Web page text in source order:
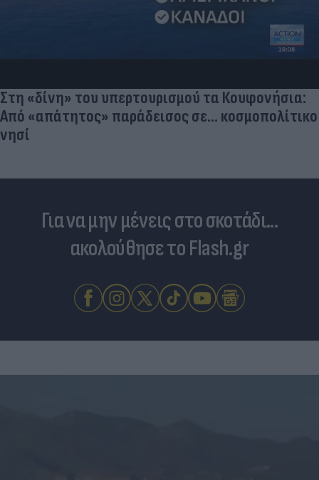
Στη «δίνη» του υπερτουρισμού τα Κουφονήσια:
Από «απάτητος» παράδεισος σε... κοσμοπολίτικο
νησί
Για να μην μένεις στο σκοτάδι...
ακολούθησε το Flash.gr